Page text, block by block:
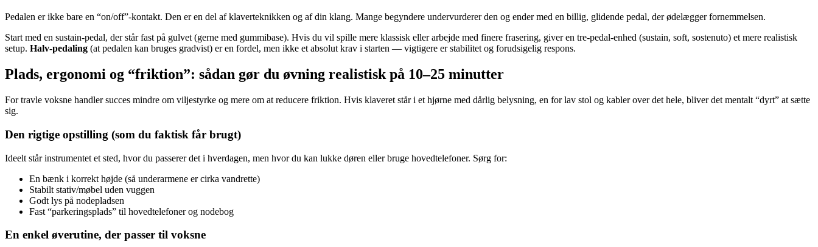
Pedalen er ikke bare en “on/off”-kontakt. Den er en del af klaverteknikken og af din klang. Mange begyndere undervurderer den og ender med en billig, glidende pedal, der ødelægger fornemmelsen.
Start med en sustain-pedal, der står fast på gulvet (gerne med gummibase). Hvis du vil spille mere klassisk eller arbejde med finere frasering, giver en tre-pedal-enhed (sustain, soft, sostenuto) et mere realistisk
setup. Halv-pedaling (at pedalen kan bruges gradvist) er en fordel, men ikke et absolut krav i starten — vigtigere er stabilitet og forudsigelig respons.
Plads, ergonomi og “friktion”: sådan gør du øvning realistisk på 10–25 minutter
For travle voksne handler succes mindre om viljestyrke og mere om at reducere friktion. Hvis klaveret står i et hjørne med dårlig belysning, en for lav stol og kabler over det hele, bliver det mentalt “dyrt” at sætte
sig.
Den rigtige opstilling (som du faktisk får brugt)
Ideelt står instrumentet et sted, hvor du passerer det i hverdagen, men hvor du kan lukke døren eller bruge hovedtelefoner. Sørg for:
En bænk i korrekt højde (så underarmene er cirka vandrette)
Stabilt stativ/møbel uden vuggen
Godt lys på nodepladsen
Fast “parkeringsplads” til hovedtelefoner og nodebog
En enkel øverutine, der passer til voksne